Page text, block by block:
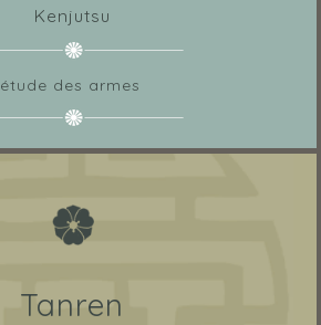
Kenjutsu
étude des armes
Tanren